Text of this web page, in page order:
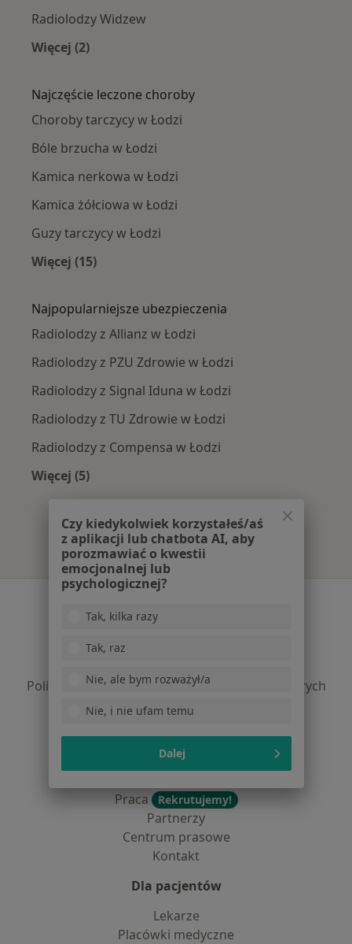
Radiolodzy Widzew
Więcej (2)
Najczęście leczone choroby
Choroby tarczycy w Łodzi
Bóle brzucha w Łodzi
Kamica nerkowa w Łodzi
Kamica żółciowa w Łodzi
Guzy tarczycy w Łodzi
Więcej (15)
Najpopularniejsze ubezpieczenia
Radiolodzy z Allianz w Łodzi
Radiolodzy z PZU Zdrowie w Łodzi
Radiolodzy z Signal Iduna w Łodzi
Radiolodzy z TU Zdrowie w Łodzi
Radiolodzy z Compensa w Łodzi
Więcej (5)
Regulamin
Polityka prywatności pacjentów
Polityka prywatności dla profesjonalistów, których
dane pozyskaliśmy samodzielnie
Dostępność
Praca
Rekrutujemy!
Partnerzy
Centrum prasowe
Kontakt
Dla pacjentów
Lekarze
Placówki medyczne
Czy kiedykolwiek korzystałeś/aś
z aplikacji lub chatbota AI, aby
porozmawiać o kwestii
emocjonalnej lub
psychologicznej?
Tak, kilka razy
Tak, raz
Nie, ale bym rozważył/a
Nie, i nie ufam temu
Dalej